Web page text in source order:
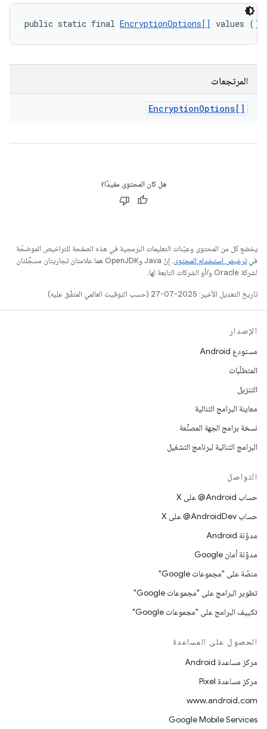
public static final EncryptionOptions[] values ()
المرتجعات
EncryptionOptions[]
هل كان المحتوى مفيدًا؟
يخضع كل من المحتوى وعيّنات التعليمات البرمجية في هذه الصفحة للتراخيص الموضحّة
فيترخيص استخدام المحتوى
. إنّ Java وOpenJDK هما علامتان تجاريتان مسجَّلتان
لشركة Oracle و/أو الشركات التابعة لها.
تاريخ التعديل الأخير: 2025-07-27 (حسب التوقيت العالمي المتفَّق عليه)
الإصدار
مستودع Android
المتطلّبات
التنزيل
معاينة البرامج الثنائية
نسخة برامج الجهة المصنِّعة
البرامج الثنائية لبرنامج التشغيل
التواصل
حساب ‎@Android على X
حساب ‎@AndroidDev على X
مدوّنة Android
مدوّنة أمان Google
منصّة على "مجموعات Google"
تطوير البرامج على "مجموعات Google"
تكييف البرامج على "مجموعات Google"
الحصول على المساعدة
مركز مساعدة Android
مركز مساعدة Pixel
www.android.com
Google Mobile Services